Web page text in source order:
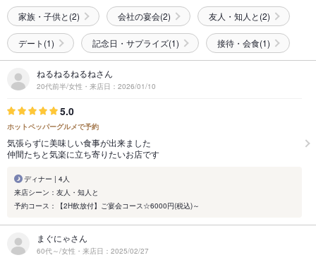
家族・子供と(2) 会社の宴会(2) 友人・知人と(2)
デート(1) 記念日・サプライズ(1) 接待・会食(1)
ねるねるねるねさん
20代前半/女性・来店日：2026/01/10
5.0
ホットペッパーグルメで予約
気張らずに美味しい食事が出来ました
仲間たちと気楽に立ち寄りたいお店です
ディナー | 4人
来店シーン：友人・知人と
予約コース：【2H飲放付】ご宴会コース☆6000円(税込)～
まぐにゃさん
60代～/女性・来店日：2025/02/27